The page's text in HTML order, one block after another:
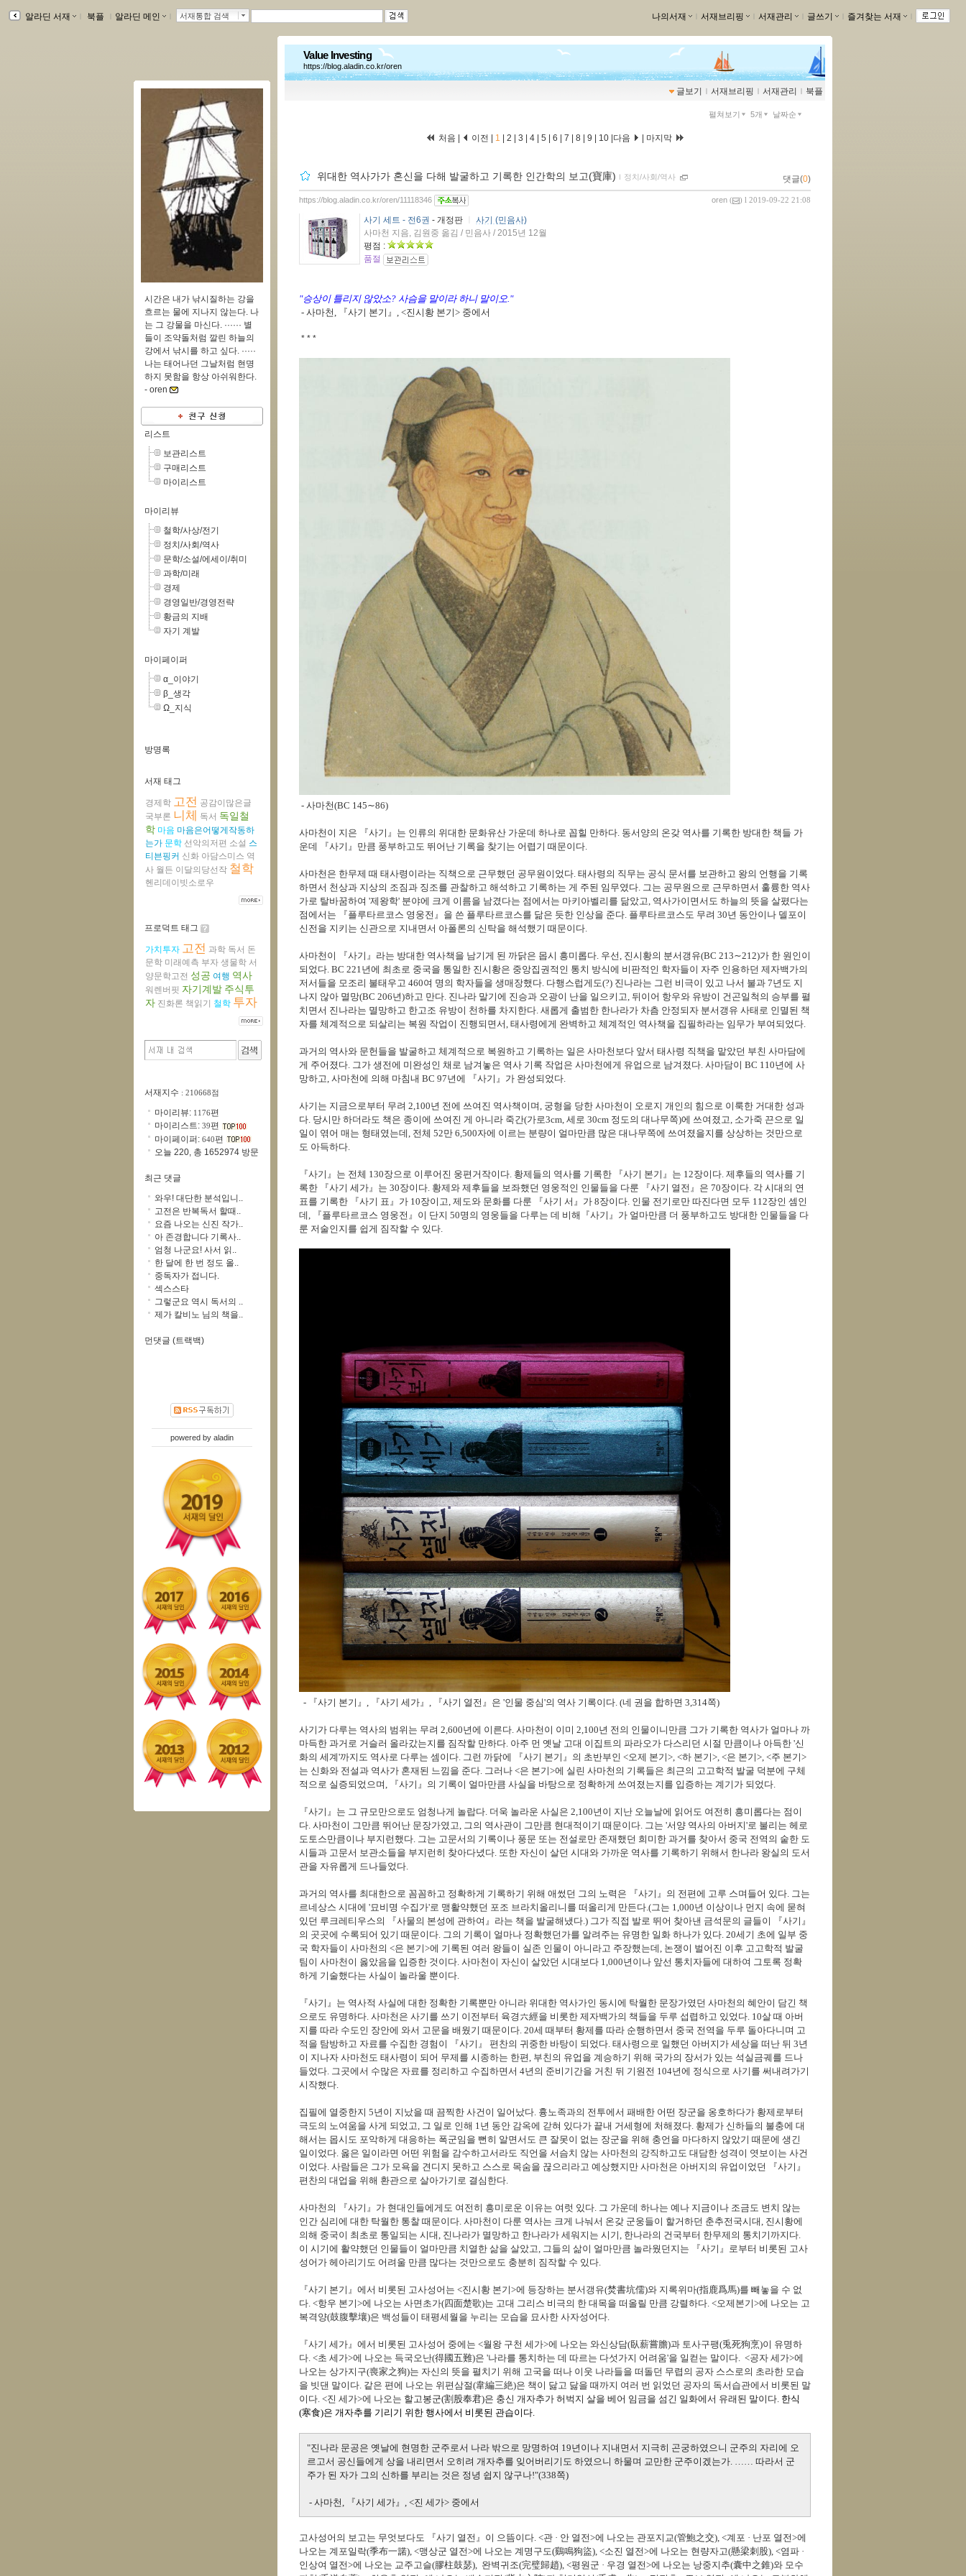
알라딘 서재 북플 알라딘 메인 서재통합 검색 나의서재 서재브리핑 서재관리 글쓰기 즐겨찾는 서재
Value Investing
https://blog.aladin.co.kr/oren
글보기 ｌ 서재브리핑 ｌ 서재관리 ｌ 북플
펼쳐보기 5개 날짜순
처음 | 이전 | 1 2 3 4 5 6 7 8 9 10 다음 마지막
위대한 역사가가 혼신을 다해 발굴하고 기록한 인간학의 보고(寶庫) ｌ 정치/사회/역사 댓글(0)
oren ( ) l 2019-09-22 21:08
https://blog.aladin.co.kr/oren/11118346
사기 세트 - 전6권 - 개정판
사기 (민음사)
사마천 지음, 김원중 옮김 / 민음사 / 2015년 12월
평점 :
품절
"승상이 틀리지 않았소? 사슴을 말이라 하니 말이오."
- 사마천, 『사기 본기』, <진시황 본기> 중에서
* * *
- 사마천(BC 145∼86)
사마천이 지은 『사기』는 인류의 위대한 문화유산 가운데 하나로 꼽힐 만하다. 동서양의 온갖 역사를 기록한 방대한 책들 가
운데 『사기』만큼 풍부하고도 뛰어난 기록을 찾기는 어렵기 때문이다.
사마천은 한무제 때 태사령이라는 직책으로 근무했던 공무원이었다. 태사령의 직무는 공식 문서를 보관하고 왕의 언행을 기록
하면서 천상과 지상의 조짐과 징조를 관찰하고 해석하고 기록하는 게 주된 임무였다. 그는 공무원으로 근무하면서 훌륭한 역사
가로 탈바꿈하여 '제왕학' 분야에 크게 이름을 남겼다는 점에서는 마키아벨리를 닮았고, 역사가이면서도 하늘의 뜻을 살폈다는
점에서는 『플루타르코스 영웅전』을 쓴 플루타르코스를 닮은 듯한 인상을 준다. 플루타르코스도 무려 30년 동안이나 델포이
신전을 지키는 신관으로 지내면서 아폴론의 신탁을 해석했기 때문이다.
사마천이 『사기』라는 방대한 역사책을 남기게 된 까닭은 몹시 흥미롭다. 우선, 진시황의 분서갱유(BC 213∼212)가 한 원인이
되었다. BC 221년에 최초로 중국을 통일한 진시황은 중앙집권적인 통치 방식에 비판적인 학자들이 자주 인용하던 제자백가의
저서들을 모조리 불태우고 460여 명의 학자들을 생매장했다. 다행스럽게도(?) 진나라는 그런 비극이 있고 나서 불과 7년도 지
나지 않아 멸망(BC 206년)하고 만다. 진나라 말기에 진승과 오광이 난을 일으키고, 뒤이어 항우와 유방이 건곤일척의 승부를 펼
치면서 진나라는 멸망하고 한고조 유방이 천하를 차지한다. 새롭게 출범한 한나라가 차츰 안정되자 분서갱유 사태로 인멸된 책
자를 체계적으로 되살리는 복원 작업이 진행되면서, 태사령에게 완벽하고 체계적인 역사책을 집필하라는 임무가 부여되었다.
과거의 역사와 문헌들을 발굴하고 체계적으로 복원하고 기록하는 일은 사마천보다 앞서 태사령 직책을 맡았던 부친 사마담에
게 주어졌다. 그가 생전에 미완성인 채로 남겨놓은 역사 기록 작업은 사마천에게 유업으로 남겨졌다. 사마담이 BC 110년에 사
망하고, 사마천에 의해 마침내 BC 97년에 『사기』가 완성되었다.
사기는 지금으로부터 무려 2,100년 전에 쓰여진 역사책이며, 궁형을 당한 사마천이 오로지 개인의 힘으로 이룩한 거대한 성과
다. 당시만 하더라도 책은 종이에 쓰여진 게 아니라 죽간(가로3cm, 세로 30cm 정도의 대나무쪽)에 쓰여졌고, 소가죽 끈으로 일
일이 엮어 매는 형태였는데, 전체 52만 6,500자에 이르는 분량이 얼마만큼 많은 대나무쪽에 쓰여졌을지를 상상하는 것만으로
도 아득하다.
『사기』는 전체 130장으로 이루어진 웅편거작이다. 황제들의 역사를 기록한 『사기 본기』는 12장이다. 제후들의 역사를 기
록한 『사기 세가』는 30장이다. 황제와 제후들을 보좌했던 영웅적인 인물들을 다룬 『사기 열전』은 70장이다. 각 시대의 연
표를 기록한 『사기 표』가 10장이고, 제도와 문화를 다룬 『사기 서』가 8장이다. 인물 전기로만 따진다면 모두 112장인 셈인
데, 『플루타르코스 영웅전』이 단지 50명의 영웅들을 다루는 데 비해『사기』가 얼마만큼 더 풍부하고도 방대한 인물들을 다
룬 저술인지를 쉽게 짐작할 수 있다.
- 『사기 본기』, 『사기 세가』, 『사기 열전』은 '인물 중심'의 역사 기록이다. (네 권을 합하면 3,314쪽)
사기가 다루는 역사의 범위는 무려 2,600년에 이른다. 사마천이 이미 2,100년 전의 인물이니만큼 그가 기록한 역사가 얼마나 까
마득한 과거로 거슬러 올라갔는지를 짐작할 만하다. 아주 먼 옛날 고대 이집트의 파라오가 다스리던 시절 만큼이나 아득한 '신
화의 세계'까지도 역사로 다루는 셈이다. 그런 까닭에 『사기 본기』의 초반부인 <오제 본기>, <하 본기>, <은 본기>, <주 본기>
는 신화와 전설과 역사가 혼재된 느낌을 준다. 그러나 <은 본기>에 실린 사마천의 기록들은 최근의 고고학적 발굴 덕분에 구체
적으로 실증되었으며, 『사기』의 기록이 얼마만큼 사실을 바탕으로 정확하게 쓰여졌는지를 입증하는 계기가 되었다.
『사기』는 그 규모만으로도 엄청나게 놀랍다. 더욱 놀라운 사실은 2,100년이 지난 오늘날에 읽어도 여전히 흥미롭다는 점이
다. 사마천이 그만큼 뛰어난 문장가였고, 그의 역사관이 그만큼 현대적이기 때문이다. 그는 '서양 역사의 아버지'로 불리는 헤로
도토스만큼이나 부지런했다. 그는 고문서의 기록이나 풍문 또는 전설로만 존재했던 희미한 과거를 찾아서 중국 전역의 숱한 도
시들과 고문서 보관소들을 부지런히 찾아다녔다. 또한 자신이 살던 시대와 가까운 역사를 기록하기 위해서 한나라 왕실의 도서
관을 자유롭게 드나들었다.
과거의 역사를 최대한으로 꼼꼼하고 정확하게 기록하기 위해 애썼던 그의 노력은 『사기』의 전편에 고루 스며들어 있다. 그는
르네상스 시대에 '묘비명 수집가'로 맹활약했던 포조 브라치올리니를 떠올리게 만든다.(그는 1,000년 이상이나 먼지 속에 묻혀
있던 루크레티우스의 『사물의 본성에 관하여』라는 책을 발굴해냈다.) 그가 직접 발로 뛰어 찾아낸 금석문의 글들이 『사기』
의 곳곳에 수록되어 있기 때문이다. 그의 기록이 얼마나 정확했던가를 알려주는 유명한 일화 하나가 있다. 20세기 초에 일부 중
국 학자들이 사마천의 <은 본기>에 기록된 여러 왕들이 실존 인물이 아니라고 주장했는데, 논쟁이 벌어진 이후 고고학적 발굴
팀이 사마천이 옳았음을 입증한 것이다. 사마천이 자신이 살았던 시대보다 1,000년이나 앞선 통치자들에 대하여 그토록 정확
하게 기술했다는 사실이 놀라울 뿐이다.
『사기』는 역사적 사실에 대한 정확한 기록뿐만 아니라 위대한 역사가인 동시에 탁월한 문장가였던 사마천의 혜안이 담긴 책
으로도 유명하다. 사마천은 사기를 쓰기 이전부터 육경六經을 비롯한 제자백가의 책들을 두루 섭렵하고 있었다. 10살 때 아버
지를 따라 수도인 장안에 와서 고문을 배웠기 때문이다. 20세 때부터 황제를 따라 순행하면서 중국 전역을 두루 돌아다니며 고
적을 탐방하고 자료를 수집한 경험이 『사기』 편찬의 귀중한 바탕이 되었다. 태사령으로 일했던 아버지가 세상을 떠난 뒤 3년
이 지나자 사마천도 태사령이 되어 무제를 시종하는 한편, 부친의 유업을 계승하기 위해 국가의 장서가 있는 석실금궤를 드나
들었다. 그곳에서 수많은 자료를 정리하고 수집하면서 4년의 준비기간을 거친 뒤 기원전 104년에 정식으로 사기를 써내려가기
시작했다.
집필에 열중한지 5년이 지났을 때 끔찍한 사건이 일어났다. 흉노족과의 전투에서 패배한 어떤 장군을 옹호하다가 황제로부터
극도의 노여움을 사게 되었고, 그 일로 인해 1년 동안 감옥에 갇혀 있다가 끝내 거세형에 처해졌다. 황제가 신하들의 불충에 대
해서는 몹시도 포악하게 대응하는 폭군임을 뻔히 알면서도 큰 잘못이 없는 장군을 위해 충언을 마다하지 않았기 때문에 생긴
일이었다. 옳은 일이라면 어떤 위험을 감수하고서라도 직언을 서슴치 않는 사마천의 강직하고도 대담한 성격이 엿보이는 사건
이었다. 사람들은 그가 모욕을 견디지 못하고 스스로 목숨을 끊으리라고 예상했지만 사마천은 아버지의 유업이었던 『사기』
편찬의 대업을 위해 환관으로 살아가기로 결심한다.
사마천의 『사기』가 현대인들에게도 여전히 흥미로운 이유는 여럿 있다. 그 가운데 하나는 예나 지금이나 조금도 변치 않는
인간 심리에 대한 탁월한 통찰 때문이다. 사마천이 다룬 역사는 크게 나눠서 온갖 군웅들이 할거하던 춘추전국시대, 진시황에
의해 중국이 최초로 통일되는 시대, 진나라가 멸망하고 한나라가 세워지는 시기, 한나라의 건국부터 한무제의 통치기까지다.
이 시기에 활약했던 인물들이 얼마만큼 치열한 삶을 살았고, 그들의 삶이 얼마만큼 놀라웠던지는 『사기』로부터 비롯된 고사
성어가 헤아리기도 어려울 만큼 많다는 것만으로도 충분히 짐작할 수 있다.
『사기 본기』에서 비롯된 고사성어는 <진시황 본기>에 등장하는 분서갱유(焚書坑儒)와 지록위마(指鹿爲馬)를 빼놓을 수 없
다. <항우 본기>에 나오는 사면초가(四面楚歌)는 고대 그리스 비극의 한 대목을 떠올릴 만큼 강렬하다. <오제본기>에 나오는 고
복격양(鼓腹擊壤)은 백성들이 태평세월을 누리는 모습을 묘사한 사자성어다.
『사기 세가』에서 비롯된 고사성어 중에는 <월왕 구천 세가>에 나오는 와신상담(臥薪嘗膽)과 토사구팽(兎死狗烹)이 유명하
다. <초 세가>에 나오는 득국오난(得國五難)은 '나라를 통치하는 데 따르는 다섯가지 어려움'을 일컫는 말이다. <공자 세가>에
나오는 상가지구(喪家之狗)는 자신의 뜻을 펼치기 위해 고국을 떠나 이웃 나라들을 떠돌던 무렵의 공자 스스로의 초라한 모습
을 빗댄 말이다. 같은 편에 나오는 위편삼절(韋編三絶)은 책이 닳고 닳을 때까지 여러 번 읽었던 공자의 독서습관에서 비롯된 말
이다. <진 세가>에 나오는 할고봉군(割股奉君)은 충신 개자추가 허벅지 살을 베어 임금을 섬긴 일화에서 유래된 말이다. 한식
(寒食)은 개자추를 기리기 위한 행사에서 비롯된 관습이다.
"진나라 문공은 옛날에 현명한 군주로서 나라 밖으로 망명하여 19년이나 지내면서 지극히 곤궁하였으니 군주의 자리에 오
르고서 공신들에게 상을 내리면서 오히려 개자추를 잊어버리기도 하였으니 하물며 교만한 군주이겠는가. …… 따라서 군
주가 된 자가 그의 신하를 부리는 것은 정녕 쉽지 않구나!"(338쪽)
- 사마천, 『사기 세가』, <진 세가> 중에서
고사성어의 보고는 무엇보다도 『사기 열전』이 으뜸이다. <관 · 안 열전>에 나오는 관포지교(管鮑之交), <계포 · 난포 열전>에
나오는 계포일락(季布一諾), <맹상군 열전>에 나오는 계명구도(鷄鳴狗盜), <소진 열전>에 나오는 현량자고(懸梁刺 股), <염파 ·
인상여 열전>에 나오는 교주고슬(膠柱鼓瑟), 완벽귀조(完璧歸趙), <평원군 · 우경 열전>에 나오는 낭중지추(囊中之錐)와 모수
시간은 내가 낚시질하는 강을
흐르는 물에 지나지 않는다. 나
는 그 강물을 마신다. ······ 별
들이 조약돌처럼 깔린 하늘의
강에서 낚시를 하고 싶다. ·····
나는 태어나던 그날처럼 현명
하지 못함을 항상 아쉬워한다.
- oren
리스트
보관리스트
구매리스트
마이리스트
마이리뷰
철학/사상/전기
정치/사회/역사
문학/소설/에세이/취미
과학/미래
경제
경영일반/경영전략
황금의 지배
자기 계발
마이페이퍼
α_이야기
β_생각
Ω_지식
방명록
서재 태그
경제학 고전 공감이많은글
국부론 니체 독서 독일철
학 마음 마음은어떻게작동하
는가 문학 선악의저편 소설 스
티븐핑커 신화 아담스미스 역
사 월든 이달의당선작 철학
헨리데이빗소로우
프로덕트 태그
가치투자 고전 과학 독서 돈
문학 미래예측 부자 생물학 서
양문학고전 성공 여행 역사
워렌버핏 자기계발 주식투
자 진화론 책읽기 철학 투자
서재지수 : 210668점
마이리뷰: 1176편
마이리스트: 39편
마이페이퍼: 640편
오늘 220, 총 1652974 방문
최근 댓글
와우! 대단한 분석입니..
고전은 반복독서 할때..
요즘 나오는 신진 작가..
아 존경합니다 기록사..
엄청 나군요! 사서 읽..
한 달에 한 번 정도 올..
중독자가 접니다.
섹스스타
그렇군요 역시 독서의 ..
제가 칼비노 님의 책을..
먼댓글 (트랙백)
powered by aladin